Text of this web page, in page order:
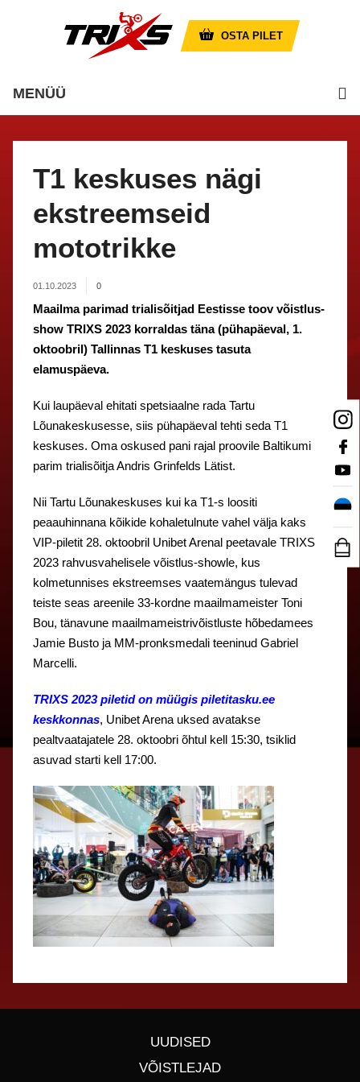
OSTA PILET
MENÜÜ
T1 keskuses nägi
ekstreemseid
mototrikke
01.10.2023 0
Maailma parimad trialisõitjad Eestisse toov võistlus-
show TRIXS 2023 korraldas täna (pühapäeval, 1.
oktoobril) Tallinnas T1 keskuses tasuta
elamuspäeva.
Kui laupäeval ehitati spetsiaalne rada Tartu
Lõunakeskusesse, siis pühapäeval tehti seda T1
keskuses. Oma oskused pani rajal proovile Baltikumi
parim trialisõitja Andris Grinfelds Lätist.
Nii Tartu Lõunakeskuses kui ka T1-s loositi
peaauhinnana kõikide kohaletulnute vahel välja kaks
VIP-piletit 28. oktoobril Unibet Arenal peetavale TRIXS
2023 rahvusvahelisele võistlus-showle, kus
kolmetunnises ekstreemses vaatemängus tulevad
teiste seas areenile 33-kordne maailmameister Toni
Bou, tänavune maailmameistrivõistluste hõbedamees
Jamie Busto ja MM-pronksmedali teeninud Gabriel
Marcelli.
TRIXS 2023 piletid on müügis piletitasku.ee
keskkonnas, Unibet Arena uksed avatakse
pealtvaatajatele 28. oktoobri õhtul kell 15:30, tsiklid
asuvad starti kell 17:00.
UUDISED
VÕISTLEJAD